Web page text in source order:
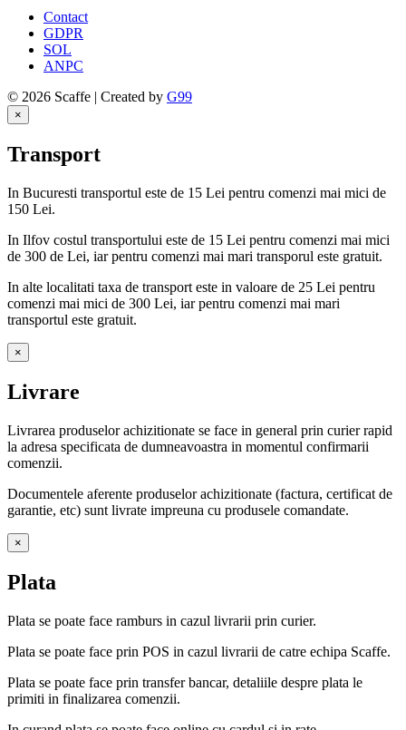
Contact
GDPR
SOL
ANPC
© 2026 Scaffe | Created by G99
×
Transport
In Bucuresti transportul este de 15 Lei pentru comenzi mai mici de
150 Lei.
In Ilfov costul transportului este de 15 Lei pentru comenzi mai mici
de 300 de Lei, iar pentru comenzi mai mari transporul este gratuit.
In alte localitati taxa de transport este in valoare de 25 Lei pentru
comenzi mai mici de 300 Lei, iar pentru comenzi mai mari
transportul este gratuit.
×
Livrare
Livrarea produselor achizitionate se face in general prin curier rapid
la adresa specificata de dumneavoastra in momentul confirmarii
comenzii.
Documentele aferente produselor achizitionate (factura, certificat de
garantie, etc) sunt livrate impreuna cu produsele comandate.
×
Plata
Plata se poate face ramburs in cazul livrarii prin curier.
Plata se poate face prin POS in cazul livrarii de catre echipa Scaffe.
Plata se poate face prin transfer bancar, detaliile despre plata le
primiti in finalizarea comenzii.